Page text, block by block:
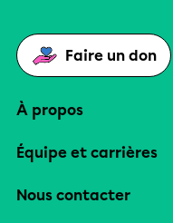
Faire un don
À propos
Équipe et carrières
Nous contacter